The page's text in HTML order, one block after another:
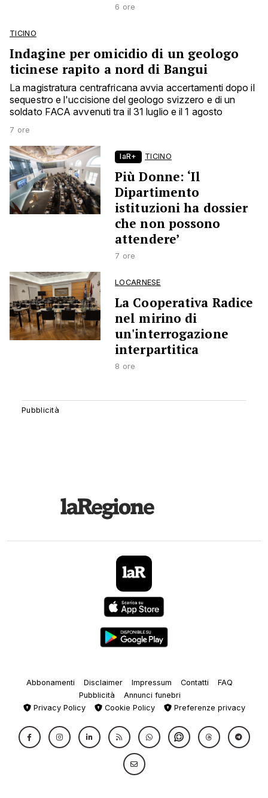
6 ore
TICINO
Indagine per omicidio di un geologo
ticinese rapito a nord di Bangui
La magistratura centrafricana avvia accertamenti dopo il
sequestro e l'uccisione del geologo svizzero e di un
soldato FACA avvenuti tra il 31 luglio e il 1 agosto
7 ore
laR+ TICINO
Più Donne: ‘Il
Dipartimento
istituzioni ha dossier
che non possono
attendere’
7 ore
LOCARNESE
La Cooperativa Radice
nel mirino di
un'interrogazione
interpartitica
8 ore
Abbonamenti Disclaimer Impressum Contatti
FAQ
Pubblicità
Annunci funebri
Privacy Policy
Cookie Policy Preferenze privacy